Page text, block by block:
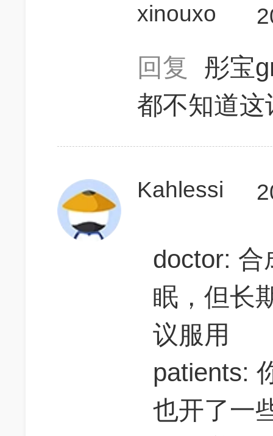
xinouxo
回复
彤宝
都不知道这
Kahlessi
doctor: 合
眠，但长
议服用
patients:
也开了一